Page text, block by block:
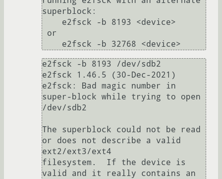
superblock:
e2fsck -b 8193 /dev/sdb2
e2fsck 1.46.5 (30-Dec-2021)
e2fsck: Bad magic number in
super-block while trying to open
/dev/sdb2
The superblock could not be read
or does not describe a valid
ext2/ext3/ext4
filesystem.  If the device is
valid and it really contains an